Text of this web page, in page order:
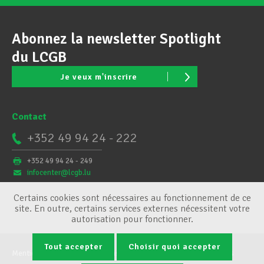
Abonnez la newsletter Spotlight
du LCGB
Je veux m'inscrire
Contact
+352 49 94 24 - 222
+352 49 94 24 - 249
infocenter@lcgb.lu
Conditions générales Gestion des cookies
Certains cookies sont nécessaires au fonctionnement de ce
site. En outre, certains services externes nécessitent votre
autorisation pour fonctionner.
Tout accepter Choisir quoi accepter